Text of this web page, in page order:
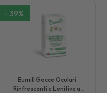
- 39%
Eumill Gocce Oculari
Rinfrescanti e Lenitive a